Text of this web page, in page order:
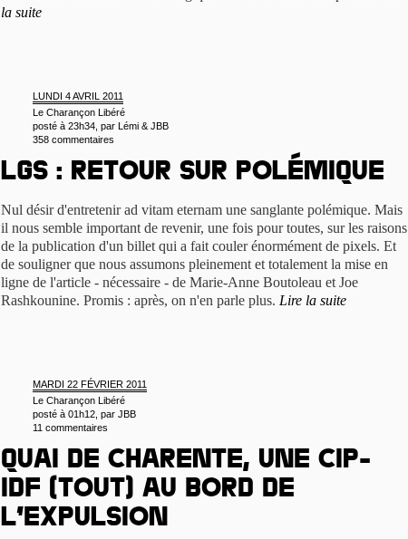
la suite
LUNDI 4 AVRIL 2011
Le Charançon Libéré
posté à 23h34, par Lémi & JBB
358 commentaires
LGS : retour sur polémique
Nul désir d'entretenir ad vitam eternam une sanglante polémique. Mais
il nous semble important de revenir, une fois pour toutes, sur les raisons
de la publication d'un billet qui a fait couler énormément de pixels. Et
de souligner que nous assumons pleinement et totalement la mise en
ligne de l'article - nécessaire - de Marie-Anne Boutoleau et Joe
Rashkounine. Promis : après, on n'en parle plus. Lire la suite
MARDI 22 FÉVRIER 2011
Le Charançon Libéré
posté à 01h12, par JBB
11 commentaires
Quai de Charente, une CIP-
IDF (tout) au bord de
l’expulsion